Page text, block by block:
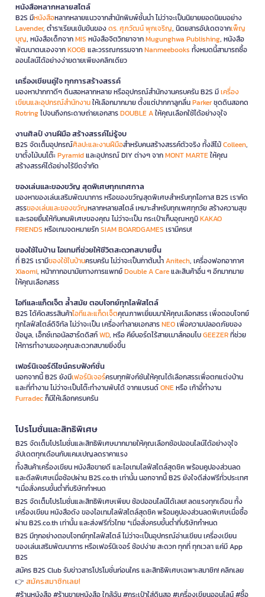
หนังสือหลากหลายสไตล์
B2S มีหนังสือหลากหลายแนวจากสำนักพิมพ์ชั้นนำ ไม่ว่าจะเป็นนิยายยอดนิยมอย่าง
Lavender, ตำราเรียนเข้มข้นของดร. ศุภวัฒน์ พุกเจริญ, นิตยสารอัปเดตจากเพ็ญ
บุญ, หนังสือเด็กจากMIS หนังสือจิตวิทยาจากMugunghwa Publishing, หนังสือ
พัฒนาตนเองจากKOOB และวรรณกรรมจากNanmeebooks ทั้งหมดนี้สามารถซื้อ
ออนไลน์ได้อย่างง่ายดายเพียงคลิกเดียว
เครื่องเขียนคู่ใจ ทุกการสร้างสรรค์
มองหาปากกาดีๆ ดินสอหลากหลาย หรืออุปกรณ์สำนักงานครบครัน B2S มีเครื่อง
เขียนและอุปกรณ์สำนักงานให้เลือกมากมาย ตั้งแต่ปากกาลูกลื่นParkerชุดดินสอกด
Rotringไปจนถึงกระดาษถ่ายเอกสารDOUBLE Aให้คุณเลือกใช้ได้อย่างจุใจ
งานศิลป์ งานฝีมือ สร้างสรรค์ไม่รู้จบ
B2S จัดเต็มอุปกรณ์ศิลปะและงานฝีมือสำหรับคนสร้างสรรค์ตัวจริง ทั้งสีไม้Colleen,
ขาตั้งไม้บนโต๊ะPyramidและอุปกรณ์ DIY ต่างๆ จากMONT MARTEให้คุณ
สร้างสรรค์ได้อย่างไร้ขีดจำกัด
ของเล่นและของขวัญ สุดพิเศษทุกเทศกาล
มองหาของเล่นเสริมพัฒนาการ หรือของขวัญสุดพิเศษสำหรับทุกโอกาส B2S เราคัด
สรรของเล่นและของขวัญหลากหลายสไตล์ เหมาะสำหรับทุกเพศทุกวัย สร้างความสุข
และรอยยิ้มให้กับคนพิเศษของคุณ ไม่ว่าจะเป็น กระเป๋าเก็บอุณหภูมิKAKAO
FRIENDS หรือเกมจดหมายรักSIAM BOARDGAMES เรามีครบ!
ของใช้ในบ้าน ไอเทมที่ช่วยให้ชีวิตสะดวกสบายขึ้น
ที่ B2S เรามีของใช้ในบ้านครบครัน ไม่ว่าจะเป็นกาต้มน้ำAnitech, เครื่องฟอกอากาศ
Xiaomi, หน้ากากอนามัยทางการแพทย์Double A Careและสินค้าอื่น ๆ อีกมากมาย
ให้คุณเลือกสรร
ไอทีและแก็ดเจ็ต ล้ำสมัย ตอบโจทย์ทุกไลฟ์สไตล์
B2S ได้คัดสรรสินค้าไอทีและแก็ดเจ็ตคุณภาพเยี่ยมมาให้คุณเลือกสรร เพื่อตอบโจทย์
ทุกไลฟ์สไตล์ดิจิทัล ไม่ว่าจะเป็น เครื่องทำลายเอกสารNEOเพื่อความปลอดภัยของ
ข้อมูล, เอ็กซ์เทอนัลฮาร์ดดิสก์WD, หรือ คีย์บอร์ดไร้สายเมาส์คอมโบGEEZERที่ช่วย
ให้การทำงานของคุณสะดวกสบายยิ่งขึ้น
เฟอร์นิเจอร์ดีไซน์ครบฟังก์ชั่น
นอกจากนี้ B2S ยังมีเฟอร์นิเจอร์ครบทุกฟังก์ชันให้คุณได้เลือกสรรเพื่อตกแต่งบ้าน
และที่ทำงาน ไม่ว่าจะเป็นโต๊ะทำงานพับได้ จากแบรนด์ONEหรือ เก้าอี้ทำงาน
Furradecก็มีให้เลือกครบครัน
โปรโมชั่นและสิทธิพิเศษ
B2S จัดเต็มโปรโมชั่นและสิทธิพิเศษมากมายให้คุณเลือกช้อปออนไลน์ได้อย่างจุใจ
อัปเดตทุกเดือนกับแคมเปญลดราคาแรง
ทั้งสินค้าเครื่องเขียน หนังสือขายดี และไอเทมไลฟ์สไตล์สุดชิค พร้อมคูปองส่วนลด
และดีลพิเศษเมื่อช้อปผ่าน B2S.co.th เท่านั้น นอกจากนี้ B2S ยังใจดีส่งฟรีทั่วประเทศ
*เมื่อสั่งครบขั้นต่ำที่บริษัทกำหนด
B2S จัดเต็มโปรโมชั่นและสิทธิพิเศษเพียบ ช้อปออนไลน์ได้เลย! ลดแรงทุกเดือน ทั้ง
เครื่องเขียน หนังสือดัง ของไอเทมไลฟ์สไตล์สุดชิค พร้อมคูปองส่วนลดพิเศษเมื่อซื้อ
ผ่าน B2S.co.th เท่านั้น และส่งฟรีทั่วไทย *เมื่อสั่งครบขั้นต่ำที่บริษัทกำหนด
B2S มีทุกอย่างตอบโจทย์ทุกไลฟ์สไตล์ ไม่ว่าจะเป็นอุปกรณ์อ่านเขียน เครื่องเขียน
ของเล่นเสริมพัฒนาการ หรือเฟอร์นิเจอร์ ช้อปง่าย สะดวก ทุกที่ ทุกเวลา แค่มี App
B2S
สมัคร B2S Club รับข่าวสารโปรโมชั่นก่อนใคร และสิทธิพิเศษเฉพาะสมาชิก! คลิกเลย
👉 สมัครสมาชิกเลย!
#ร้านหนังสือ #ร้านขายหนังสือ ใกล้ฉัน #กระเป๋าใส่ดินสอ #เครื่องเขียนออนไลน์ #ซื้อ